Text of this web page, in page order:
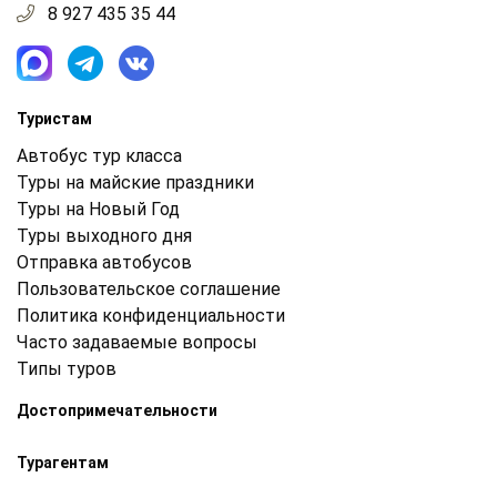
8 927 435 35 44
Туристам
Автобус тур класса
Туры на майские праздники
Туры на Новый Год
Туры выходного дня
Отправка автобусов
Пользовательское соглашение
Политика конфиденциальности
Часто задаваемые вопросы
Типы туров
Достопримечательности
Турагентам